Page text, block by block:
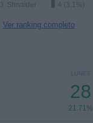
D. Shnaider
4 (3.1%)
Ver ranking completo
LUNES
28
21.71%